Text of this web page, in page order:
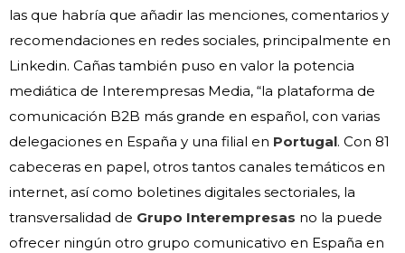
las que habría que añadir las menciones, comentarios y
recomendaciones en redes sociales, principalmente en
Linkedin. Cañas también puso en valor la potencia
mediática de Interempresas Media, “la plataforma de
comunicación B2B más grande en español, con varias
delegaciones en España y una filial en Portugal. Con 81
cabeceras en papel, otros tantos canales temáticos en
internet, así como boletines digitales sectoriales, la
transversalidad de Grupo Interempresas no la puede
ofrecer ningún otro grupo comunicativo en España en